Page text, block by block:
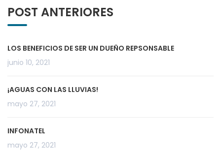
POST ANTERIORES
LOS BENEFICIOS DE SER UN DUEÑO REPSONSABLE
junio 10, 2021
¡AGUAS CON LAS LLUVIAS!
mayo 27, 2021
INFONATEL
mayo 27, 2021